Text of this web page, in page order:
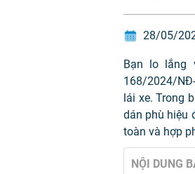
28/05/
Bạn lo
168/2024/
lái xe. Trong
dán phù hiệu
toàn và hợp
NỘI DUNG